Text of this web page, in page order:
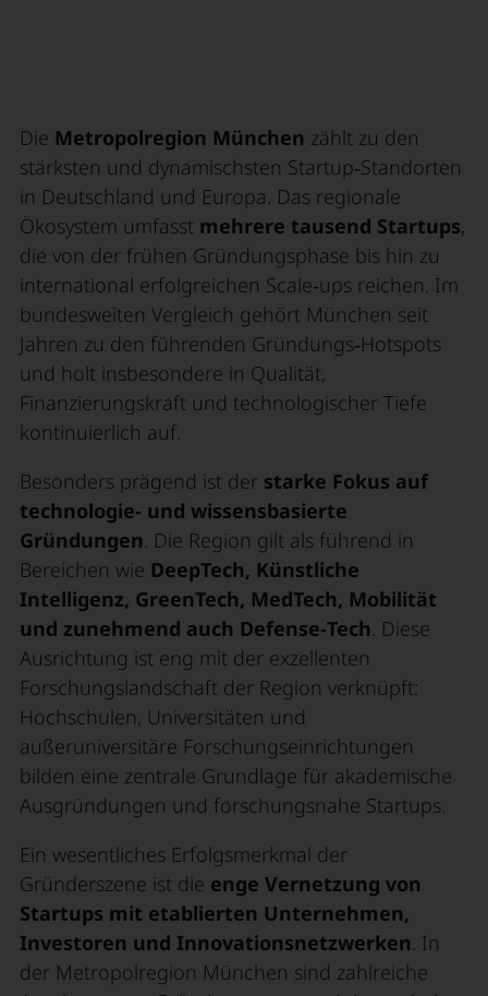
Die Metropolregion München zählt zu den
stärksten und dynamischsten Startup‑Standorten
in Deutschland und Europa. Das regionale
Ökosystem umfasst mehrere tausend Startups,
die von der frühen Gründungsphase bis hin zu
international erfolgreichen Scale‑ups reichen. Im
bundesweiten Vergleich gehört München seit
Jahren zu den führenden Gründungs‑Hotspots
und holt insbesondere in Qualität,
Finanzierungskraft und technologischer Tiefe
kontinuierlich auf.
Besonders prägend ist der starke Fokus auf
technologie‑ und wissensbasierte
Gründungen. Die Region gilt als führend in
Bereichen wie DeepTech, Künstliche
Intelligenz, GreenTech, MedTech, Mobilität
und zunehmend auch Defense‑Tech. Diese
Ausrichtung ist eng mit der exzellenten
Forschungslandschaft der Region verknüpft:
Hochschulen, Universitäten und
außeruniversitäre Forschungseinrichtungen
bilden eine zentrale Grundlage für akademische
Ausgründungen und forschungsnahe Startups.
Ein wesentliches Erfolgsmerkmal der
Gründerszene ist die enge Vernetzung von
Startups mit etablierten Unternehmen,
Investoren und Innovationsnetzwerken. In
der Metropolregion München sind zahlreiche